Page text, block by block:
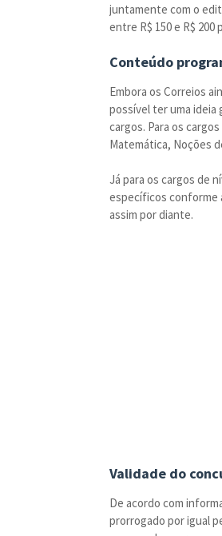
juntamente com o
entre R$ 150 e R$
Conteúdo
Embora os Correios
possível ter uma ideia
cargos. Para os
Matemática, Noções
Já para os cargos de
específicos conforme
assim por diante.
Validade do
De acordo com
prorrogado por igual